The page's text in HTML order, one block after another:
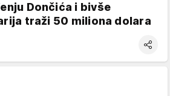
Dončića i bivše
traži 50 miliona dolara